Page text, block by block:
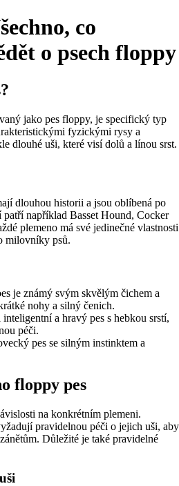
co
o psech floppy
jako pes floppy, je specifický typ
fyzickými rysy a
dlouhé uši, které visí dolů a línou srst.
dlouhou historii a jsou oblíbená po
patří například Basset Hound, Cocker
plemeno má své jedinečné vlastnosti
milovníky psů.
je známý svým skvělým čichem a
nohy a silný čenich.
inteligentní a hravý pes s hebkou srstí,
péči.
pes se silným instinktem a
floppy pes
na konkrétním plemeni.
pravidelnou péči o jejich uši, aby
Důležité je také pravidelné